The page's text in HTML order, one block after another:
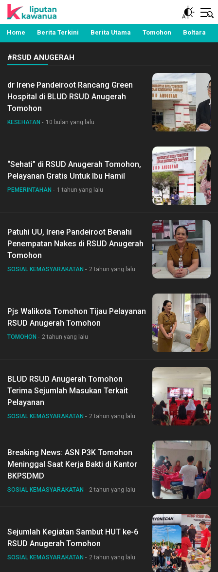
Liputan Kawanua
Berita Manado, Sulawesi Utara, Kawanua, Politik,
Pemerintahan, Hukum Kriminal dan Nasional
Home Berita Terkini Berita Utama Tomohon Boltara
#RSUD ANUGERAH
dr Irene Pandeiroot Rancang Green
Hospital di BLUD RSUD Anugerah
Tomohon
KESEHATAN 10 bulan yang lalu
“Sehati” di RSUD Anugerah Tomohon,
Pelayanan Gratis Untuk Ibu Hamil
PEMERINTAHAN 1 tahun yang lalu
Patuhi UU, Irene Pandeiroot Benahi
Penempatan Nakes di RSUD Anugerah
Tomohon
SOSIAL KEMASYARAKATAN 2 tahun yang lalu
Pjs Walikota Tomohon Tijau Pelayanan
RSUD Anugerah Tomohon
TOMOHON 2 tahun yang lalu
BLUD RSUD Anugerah Tomohon
Terima Sejumlah Masukan Terkait
Pelayanan
SOSIAL KEMASYARAKATAN 2 tahun yang lalu
Breaking News: ASN P3K Tomohon
Meninggal Saat Kerja Bakti di Kantor
BKPSDMD
SOSIAL KEMASYARAKATAN 2 tahun yang lalu
Sejumlah Kegiatan Sambut HUT ke-6
RSUD Anugerah Tomohon
SOSIAL KEMASYARAKATAN 2 tahun yang lalu